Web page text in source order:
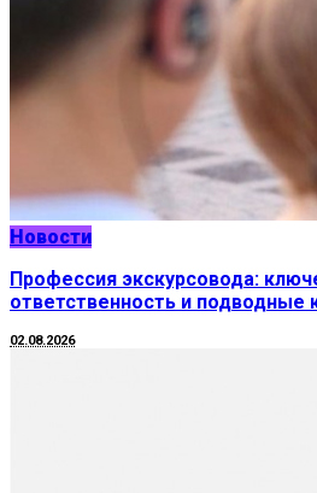
Новости
Профессия экскурсовода:
ответственность и подводные
02.08.2026